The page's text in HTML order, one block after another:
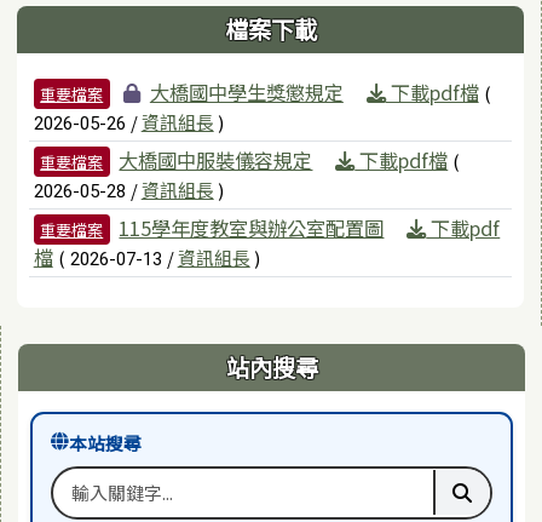
檔案下載
檔案列表
重要檔案 大橋國中學生獎懲規定 下載pdf檔 (
2026-05-26 /資訊組長 )
重要檔案 大橋國中服裝儀容規定 下載pdf檔 (
2026-05-28 /資訊組長 )
重要檔案 115學年度教室與辦公室配置圖
下載pdf
檔 ( 2026-07-13 /資訊組長 )
右邊區域內容 站內搜尋
本站搜尋
搜尋關鍵字 執行本